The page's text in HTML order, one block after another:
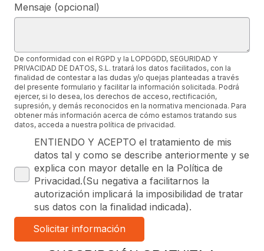
Mensaje (opcional)
De conformidad con el RGPD y la LOPDGDD, SEGURIDAD Y
PRIVACIDAD DE DATOS, S.L. tratará los datos facilitados, con la
finalidad de contestar a las dudas y/o quejas planteadas a través
del presente formulario y facilitar la información solicitada. Podrá
ejercer, si lo desea, los derechos de acceso, rectificación,
supresión, y demás reconocidos en la normativa mencionada. Para
obtener más información acerca de cómo estamos tratando sus
datos, acceda a nuestra política de privacidad.
ENTIENDO Y ACEPTO el tratamiento de mis
datos tal y como se describe anteriormente y se
explica con mayor detalle en la Política de
Privacidad.(Su negativa a facilitarnos la
autorización implicará la imposibilidad de tratar
sus datos con la finalidad indicada).